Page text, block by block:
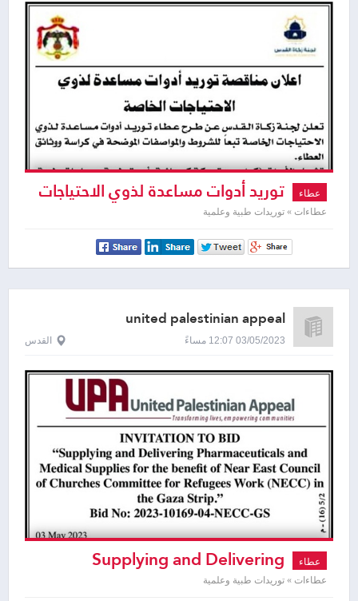
عطاء توريد أدوات مساعدة لذوي الاحتياجات
الخاصة
عطاءات » توريدات طبية وعلمية
united palestinian appeal
03/05/2023 12:07 مساءً القدس
عطاء Supplying and Delivering
Pharmaceuticals and Medical Supplies
عطاءات » توريدات طبية وعلمية